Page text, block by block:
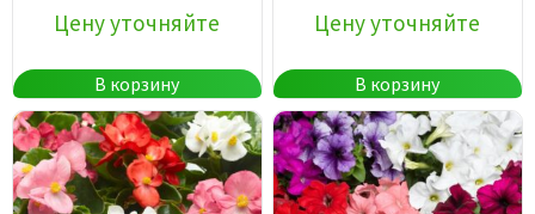
Цену уточняйте
В корзину
Цену уточняйте
В корзину